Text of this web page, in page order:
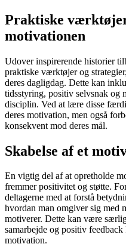
Praktiske
motivationen
Udover inspirerende historier
praktiske værktøjer og
deres dagligdag. Dette kan
tidsstyring, positiv selvsnak og
disciplin. Ved at lære disse
deres motivation, men også
konsekvent mod deres mål.
Skabelse af et
En vigtig del af at opretholde
fremmer positivitet og støtte.
deltagerne med at forstå
hvordan man omgiver sig med
motiverer. Dette kan være
samarbejde og positiv
motivation.